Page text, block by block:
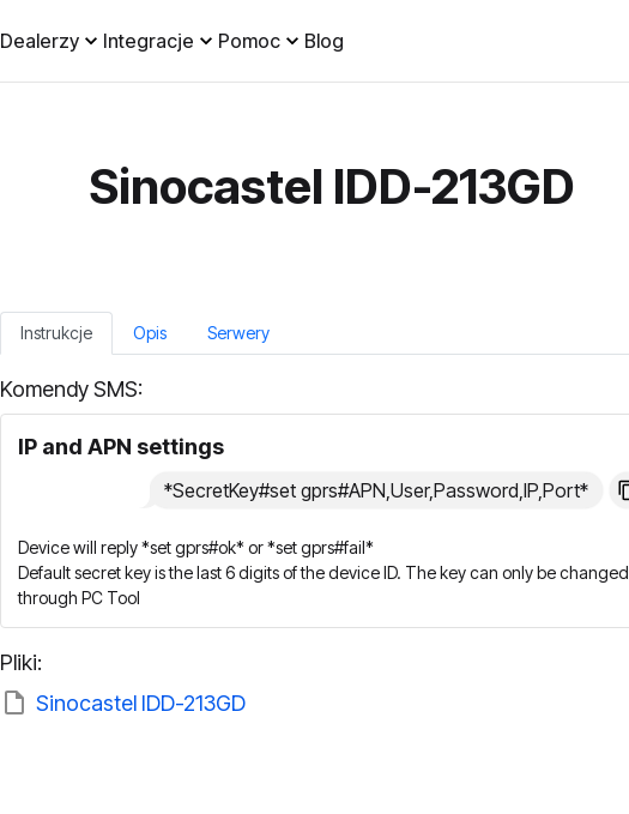
Dealerzy Integracje Pomoc Blog
Sinocastel IDD-213GD
Instrukcje Opis Serwery
Komendy SMS:
IP and APN settings
*SecretKey#set gprs#APN,User,Password,IP,Port*
Device will reply *set gprs#ok* or *set gprs#fail*
Default secret key is the last 6 digits of the device ID. The key can only be changed
through PC Tool
Pliki:
Sinocastel IDD-213GD